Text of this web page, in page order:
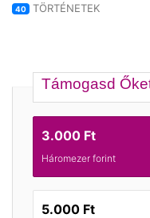
40 TÖRTÉNETEK
Támogasd
3.000 Ft
Háromezer forint
5.000 Ft